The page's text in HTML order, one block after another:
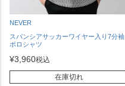
NEVER
スパンシアサッカーワイヤー入り7分袖
ポロシャツ
¥3,960税込
在庫切れ